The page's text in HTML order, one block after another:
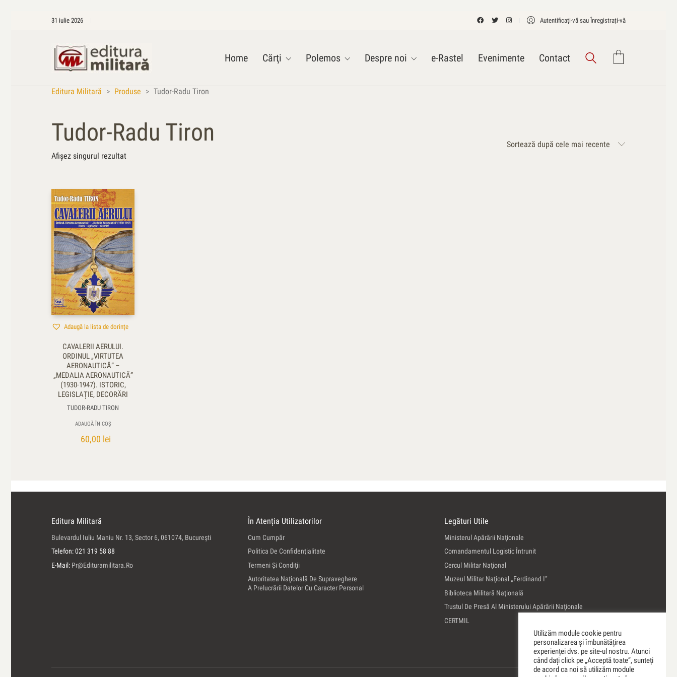
31 iulie 2026 Autentificați-vă sau Înregistrați-vă
Home Cărţi Polemos Despre noi e-Rastel Evenimente Contact
Editura Militară > Produse > Tudor-Radu Tiron
Tudor-Radu Tiron
Afișez singurul rezultat
Sortează după cele mai recente
Adaugă la lista de dorințe
CAVALERII AERULUI.
ORDINUL „VIRTUTEA
AERONAUTICĂ” –
„MEDALIA AERONAUTICĂ”
(1930-1947). ISTORIC,
LEGISLAȚIE, DECORĂRI
TUDOR-RADU TIRON
ADAUGĂ ÎN COȘ
60,00 lei
Editura Militară
Bulevardul Iuliu Maniu Nr. 13, Sector 6, 061074, Bucureşti
Telefon: 021 319 58 88
E-Mail: Pr@edituramilitara.ro
În Atenția Utilizatorilor
Cum Cumpăr
Politica De Confidenţialitate
Termeni Şi Condiţii
Autoritatea Naţională De Supraveghere
A Prelucrării Datelor Cu Caracter Personal
Legături Utile
Ministerul Apărării Naţionale
Comandamentul Logistic Întrunit
Cercul Militar Naţional
Muzeul Militar Naţional „Ferdinand I”
Biblioteca Militară Naţională
Trustul De Presă Al Ministerului Apărării Naţionale
CERTMIL
Utilizăm module cookie pentru
personalizarea și îmbunătățirea
experienței dvs. pe site-ul nostru. Atunci
când dați click pe „Acceptă toate”, sunteți
de acord ca noi să utilizăm module